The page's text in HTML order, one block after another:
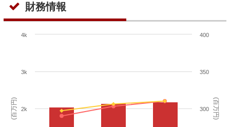
財務情報
(百万円) (百万円)
2k
3k
4k
300
350
400